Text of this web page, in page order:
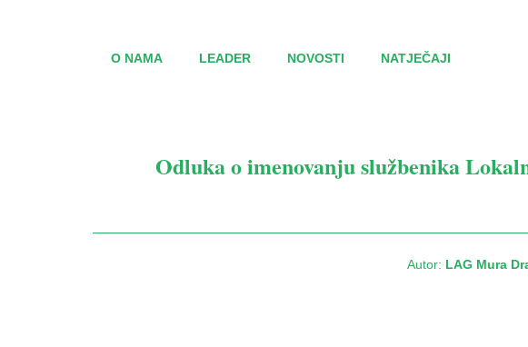
O NAMA LEADER NOVOSTI NATJEČAJI
Odluka o imenovanju službenika
Autor: LAG Mura